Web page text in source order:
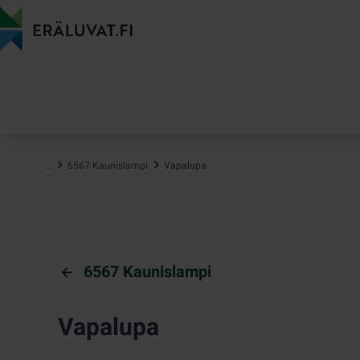
Hyppää
sisältöön
… 6567 Kaunislampi Vapalupa
6567 Kaunislampi
Vapalupa